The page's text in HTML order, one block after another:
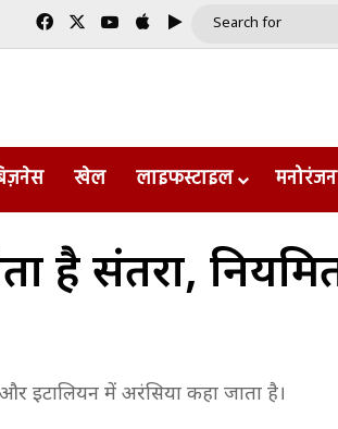
FacebookYouTube
AppleGoogle Play
खेल लाइफस्टाइल मनोरंजन
है संतरा,
इटालियन में अरंसिया कहा जाता है।